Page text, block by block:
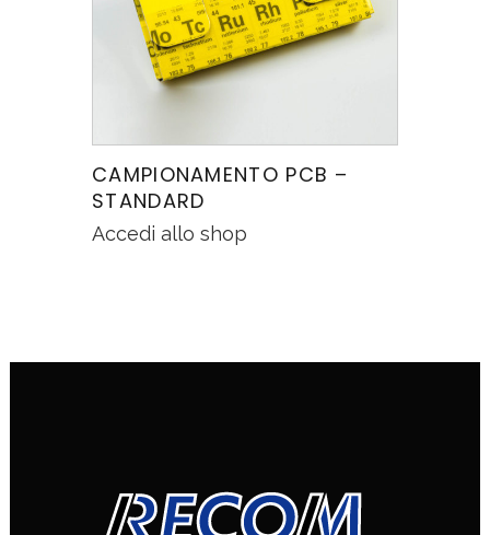
CAMPIONAMENTO PCB –
STANDARD
Accedi allo shop